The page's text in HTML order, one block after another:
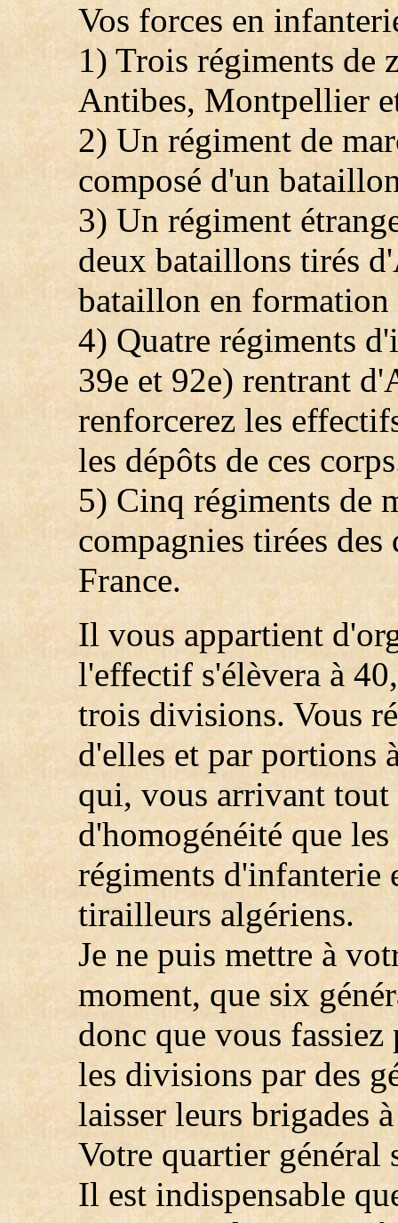
Vos forces en
1) Trois régiments de
Antibes, Montpellier
2) Un régiment de
composé d'un
3) Un régiment
deux bataillons tirés
bataillon en formation
4) Quatre régiments
39e et 92e) rentrant
renforcerez les
les dépôts de ces
5) Cinq régiments de
compagnies tirées
France.
Il vous appartient
l'effectif s'élèvera à
trois divisions. Vous
d'elles et par portions
qui, vous arrivant tout
d'homogénéité que
régiments d'infanterie
tirailleurs algériens.
Je ne puis mettre à
moment, que six
donc que vous
les divisions par des
laisser leurs brigades
Votre quartier général
Il est indispensable